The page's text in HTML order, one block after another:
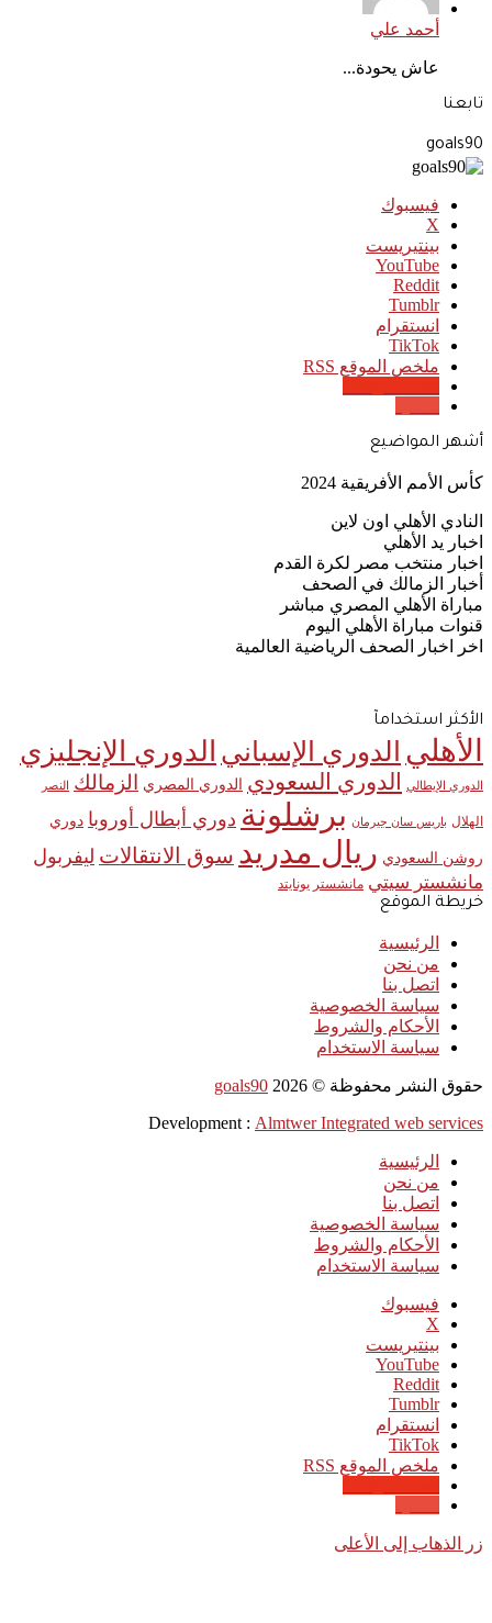
أحمد علي
عاش يحودة...
تابعنا
goals90
فيسبوك
‫X
بينتيريست
‫YouTube
انستقرام
‫TikTok
ملخص الموقع RSS
أشهر المواضيع
كأس الأمم الأفريقية 2024
النادي الأهلي اون لاين
اخبار يد الأهلي
اخبار منتخب مصر لكرة القدم
أخبار الزمالك في الصحف
مباراة الأهلي المصري مباشر
قنوات مباراة الأهلي اليوم
اخر اخبار الصحف الرياضية العالمية
الأكثر استخدامآ
الأهلي الدوري الإسباني الدوري الإنجليزي
الدوري الإيطالي الدوري السعودي الدوري المصري الزمالك النصر
الهلال باريس سان جيرمان برشلونة دوري أبطال أوروبا دوري
روشن السعودي ريال مدريد سوق الانتقالات ليفربول
مانشستر سيتي مانشستر يونايتد
خريطة الموقع
الرئيسية
من نحن
اتصل بنا
سياسة الخصوصية
الأحكام والشروط
سياسة الاستخدام
حقوق النشر محفوظة © goals90 2026
Development : Almtwer Integrated web services
الرئيسية
من نحن
اتصل بنا
سياسة الخصوصية
الأحكام والشروط
سياسة الاستخدام
فيسبوك
‫X
بينتيريست
‫YouTube
انستقرام
‫TikTok
ملخص الموقع RSS
زر الذهاب إلى الأعلى